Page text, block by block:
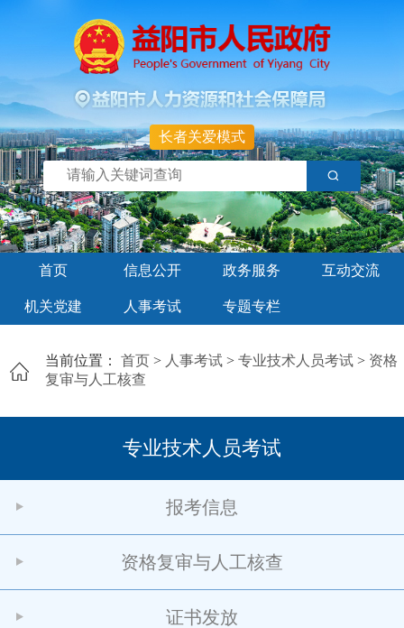
长者关爱模式
首页 信息公开 政务服务 互动交流
机关党建 人事考试 专题专栏
当前位置： 首页 > 人事考试 > 专业技术人员考试 > 资格
复审与人工核查
专业技术人员考试
报考信息
资格复审与人工核查
证书发放